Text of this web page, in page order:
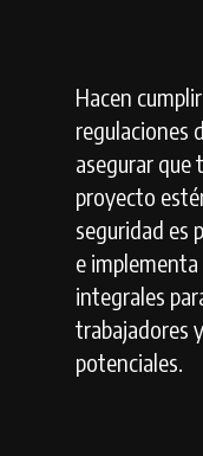
Hacen
regulaciones
asegurar que
proyecto
seguridad es
e
integrales
trabajadores
potenciales.